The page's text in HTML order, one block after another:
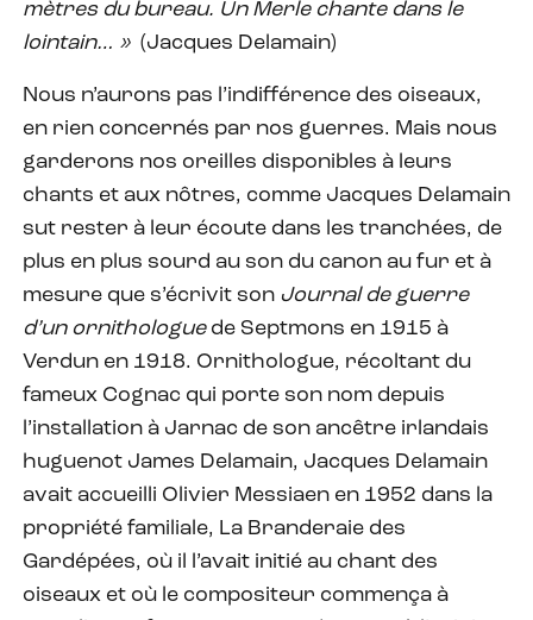
mètres du bureau. Un Merle chante dans le
lointain… » (Jacques Delamain)
Nous n’aurons pas l’indifférence des oiseaux,
en rien concernés par nos guerres. Mais nous
garderons nos oreilles disponibles à leurs
chants et aux nôtres, comme Jacques Delamain
sut rester à leur écoute dans les tranchées, de
plus en plus sourd au son du canon au fur et à
mesure que s’écrivit son Journal de guerre
d’un ornithologuede Septmons en 1915 à
Verdun en 1918. Ornithologue, récoltant du
fameux Cognac qui porte son nom depuis
l’installation à Jarnac de son ancêtre irlandais
huguenot James Delamain, Jacques Delamain
avait accueilli Olivier Messiaen en 1952 dans la
propriété familiale, La Branderaie des
Gardépées, où il l’avait initié au chant des
oiseaux et où le compositeur commença à